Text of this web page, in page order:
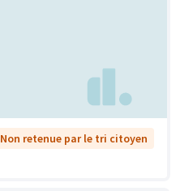
Non retenue par le tri citoyen